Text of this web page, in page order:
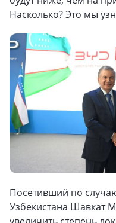
Насколько? Это мы
Посетивший по
Узбекистана Шавкат